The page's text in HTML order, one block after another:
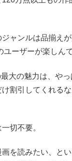
ャンルは品揃えが
ーザーが楽しん
大の魅力は、や
割引してくれる
切不要。
を読みたい、と